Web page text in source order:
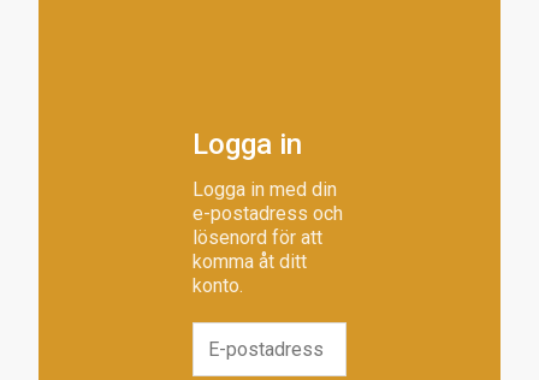
Logga in
Logga in med din
e-postadress och
lösenord för att
komma åt ditt
konto.